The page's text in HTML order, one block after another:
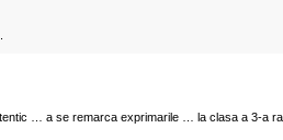
… a se remarca exprimarile … la clasa a 3-a